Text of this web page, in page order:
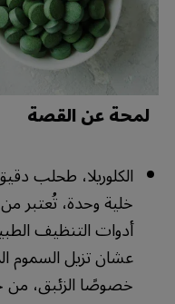
لمحة عن القصة
الكلوريلا، طحلب
خلية وحدة، تُعتبر
أدوات التنظيف
عشان تزيل السموم
خصوصًا الزئبق،